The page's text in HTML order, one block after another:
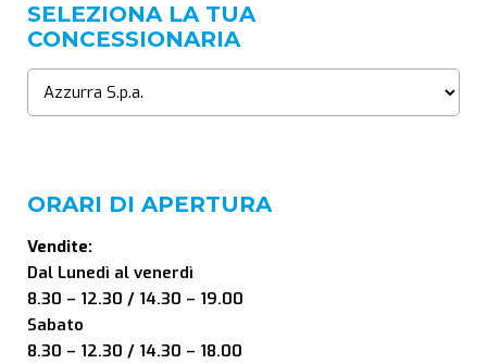
SELEZIONA LA TUA
CONCESSIONARIA
ORARI DI APERTURA
Vendite:
Dal Lunedì al venerdì
8.30 – 12.30 / 14.30 – 19.00
Sabato
8.30 – 12.30 / 14.30 – 18.00